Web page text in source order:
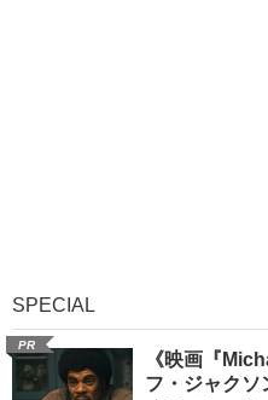
SPECIAL
PR
《映画『
フ・ジャクソ